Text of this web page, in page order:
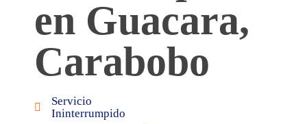
en Guacara,
Carabobo
Servicio
Ininterrumpido